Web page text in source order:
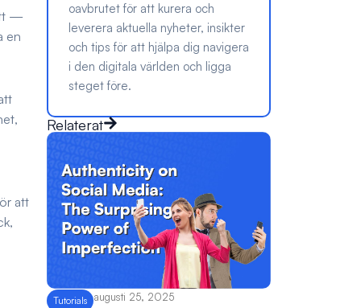
—
en
att
oavbrutet för att kurera och
leverera aktuella nyheter, insikter
och tips för att hjälpa dig navigera
i den digitala världen och ligga
steget före.
Relaterat
Tutorials augusti 25, 2025